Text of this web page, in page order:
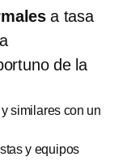
a tasa
de la
similares con un
y equipos